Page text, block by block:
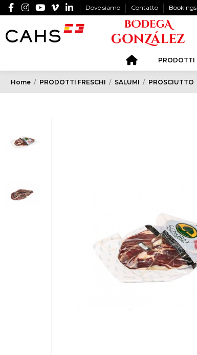
Dove siamo Contatto Bookings
PRODOTTI
Home PRODOTTI FRESCHI SALUMI PROSCIUTTO